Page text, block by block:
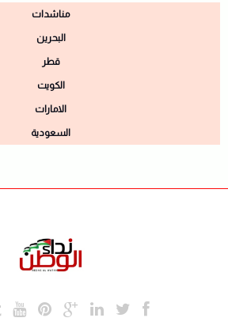
مناشدات
البحرين
قطر
الكويت
الامارات
السعودية